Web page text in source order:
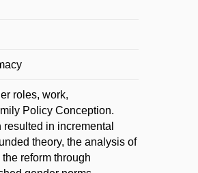
roles, work,
Policy Conception.
in incremental
theory, the analysis of
reform through